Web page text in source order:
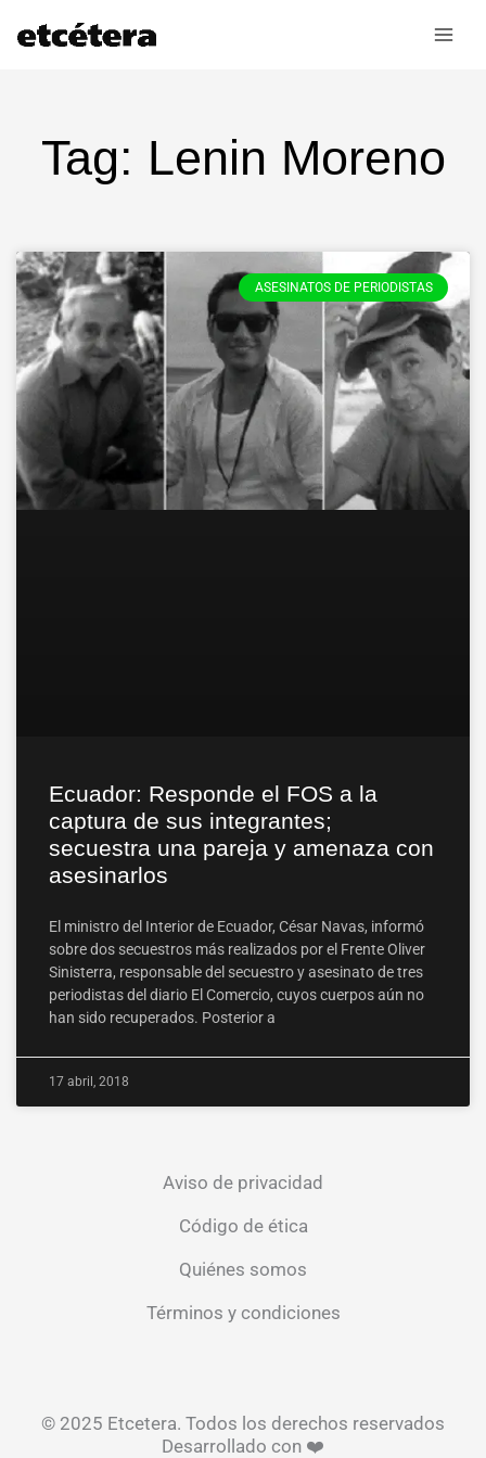
Tag: Lenin Moreno
ASESINATOS DE PERIODISTAS
Ecuador: Responde el FOS a la
captura de sus integrantes;
secuestra una pareja y amenaza con
asesinarlos
El ministro del Interior de Ecuador, César Navas, informó
sobre dos secuestros más realizados por el Frente Oliver
Sinisterra, responsable del secuestro y asesinato de tres
periodistas del diario El Comercio, cuyos cuerpos aún no
han sido recuperados. Posterior a
17 abril, 2018
Aviso de privacidad
Código de ética
Quiénes somos
Términos y condiciones
© 2025 Etcetera. Todos los derechos reservados
Desarrollado con ❤️